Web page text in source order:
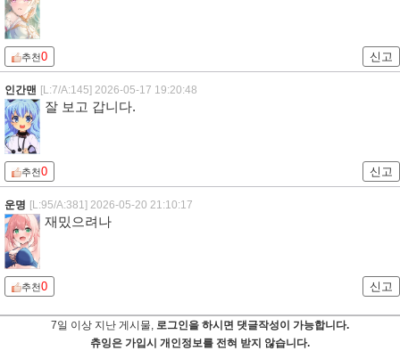
추천0 신고
인간맨 [L:7/A:145] 2026-05-17 19:20:48
잘 보고 갑니다.
추천0 신고
운명 [L:95/A:381] 2026-05-20 21:10:17
재밌으려나
추천0 신고
7일 이상 지난 게시물,
로그인을 하시면 댓글작성이 가능합니다.
츄잉은 가입시 개인정보를 전혀 받지 않습니다.